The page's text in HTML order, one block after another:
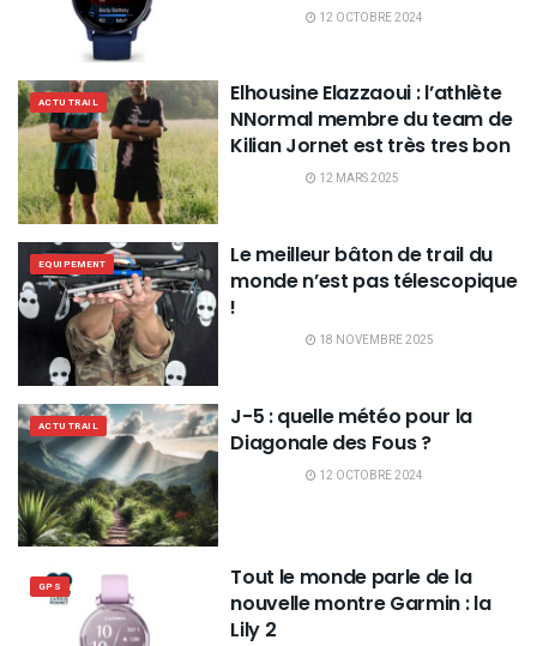
12 OCTOBRE 2024
ACTU TRAIL
Elhousine Elazzaoui : l’athlète
NNormal membre du team de
Kilian Jornet est très tres bon
12 MARS 2025
EQUIPEMENT
Le meilleur bâton de trail du
monde n’est pas télescopique
!
18 NOVEMBRE 2025
ACTU TRAIL
J-5 : quelle météo pour la
Diagonale des Fous ?
12 OCTOBRE 2024
GPS
Tout le monde parle de la
nouvelle montre Garmin : la
Lily 2